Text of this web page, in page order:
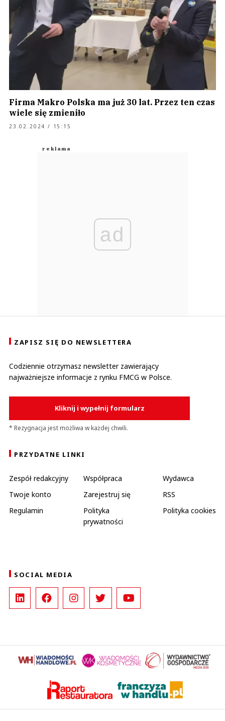
Firma Makro Polska ma już 30 lat. Przez ten czas
wiele się zmieniło
23.02.2024 / 15:15
ad
ZAPISZ SIĘ DO NEWSLETTERA
Codziennie otrzymasz newsletter zawierający
najważniejsze informacje z rynku FMCG w Polsce.
Kliknij i wypełnij formularz
* Rezygnacja jest możliwa w każdej chwili.
PRZYDATNE LINKI
Zespół redakcyjny Współpraca
Wydawca
Twoje konto
Zarejestruj się
RSS
Regulamin
Polityka
prywatności
Polityka cookies
SOCIAL MEDIA